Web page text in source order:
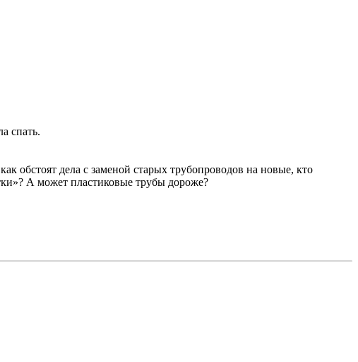
спать.
обстоят дела с заменой старых трубопроводов на новые, кто
А может пластиковые трубы дороже?